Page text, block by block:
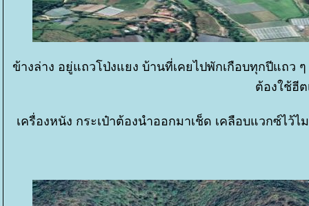
ข้างล่าง อยู่แถวโป่งแยง บ้านที่เคยไปพักเกือบทุกปีแ
ต้องใช้ฮี
เครื่องหนัง กระเป๋าต้องนำออกมาเช็ด เคลือบแวกซ์ไว้